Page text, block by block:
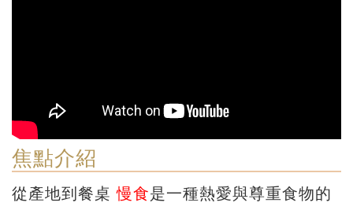
焦點介紹
從產地到餐桌慢食是一種熱愛與尊重食物的